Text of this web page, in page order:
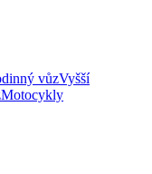
vůzVyšší
Motocykly